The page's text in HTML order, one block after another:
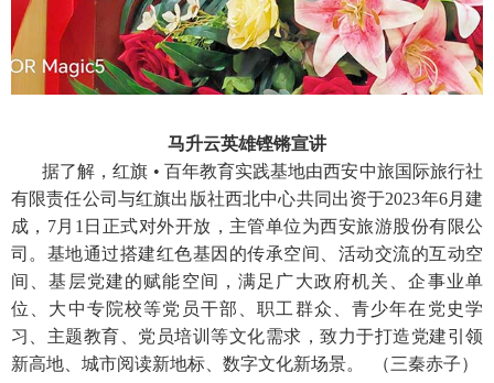
马升云英雄铿锵宣讲
据了解，红旗 • 百年教育实践基地由西安中旅国际旅行社
有限责任公司与红旗出版社西北中心共同出资于2023年6月建
成，7月1日正式对外开放，主管单位为西安旅游股份有限公
司。基地通过搭建红色基因的传承空间、活动交流的互动空
间、基层党建的赋能空间，满足广大政府机关、企事业单
位、大中专院校等党员干部、职工群众、青少年在党史学
习、主题教育、党员培训等文化需求，致力于打造党建引领
新高地、城市阅读新地标、数字文化新场景。 （三秦赤子）